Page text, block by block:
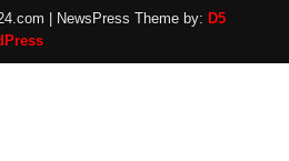
| NewsPress Theme by: D5